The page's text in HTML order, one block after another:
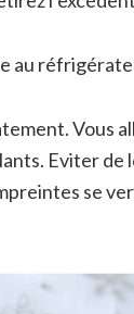
au
Vous
Eviter de
se